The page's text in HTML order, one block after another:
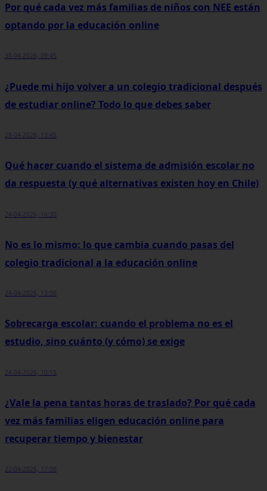
Por qué cada vez más familias de niños con NEE están
optando por la educación online
30-04-2026, 09:45
¿Puede mi hijo volver a un colegio tradicional después
de estudiar online? Todo lo que debes saber
29-04-2026, 13:45
Qué hacer cuando el sistema de admisión escolar no
da respuesta (y qué alternativas existen hoy en Chile)
24-04-2026, 16:30
No es lo mismo: lo que cambia cuando pasas del
colegio tradicional a la educación online
24-04-2026, 13:00
Sobrecarga escolar: cuando el problema no es el
estudio, sino cuánto (y cómo) se exige
24-04-2026, 10:15
¿Vale la pena tantas horas de traslado? Por qué cada
vez más familias eligen educación online para
recuperar tiempo y bienestar
22-04-2026, 17:00